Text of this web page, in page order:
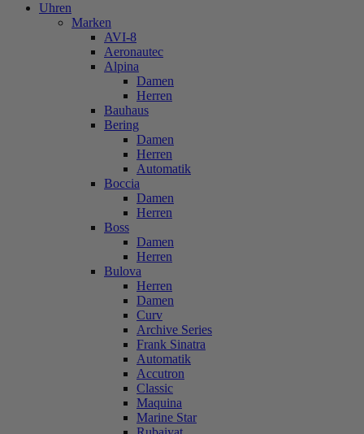
Uhren
Marken
AVI-8
Aeronautec
Alpina
Damen
Herren
Bauhaus
Bering
Damen
Herren
Automatik
Boccia
Damen
Herren
Boss
Damen
Herren
Bulova
Herren
Damen
Curv
Archive Series
Frank Sinatra
Automatik
Accutron
Classic
Maquina
Marine Star